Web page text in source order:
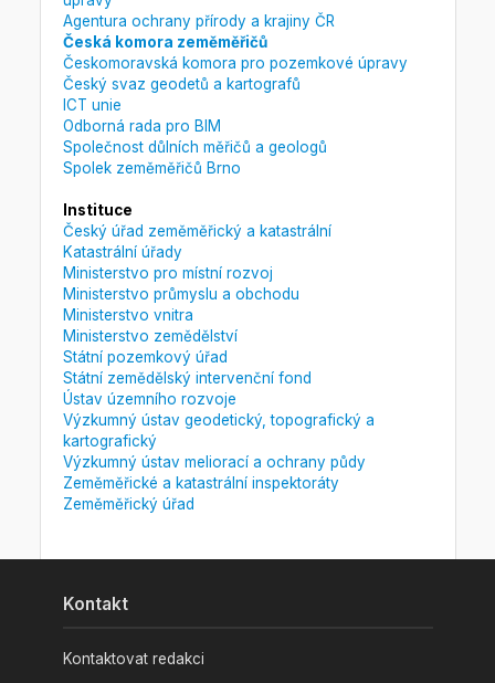
Agentura ochrany přírody a krajiny ČR
Česká komora zeměměřičů
Českomoravská komora pro pozemkové úpravy
Český svaz geodetů a kartografů
ICT unie
Odborná rada pro BIM
Společnost důlních měřičů a geologů
Spolek zeměměřičů Brno
Instituce
Český úřad zeměměřický a katastrální
Katastrální úřady
Ministerstvo pro místní rozvoj
Ministerstvo průmyslu a obchodu
Ministerstvo vnitra
Ministerstvo zemědělství
Státní pozemkový úřad
Státní zemědělský intervenční fond
Ústav územního rozvoje
Výzkumný ústav geodetický, topografický a
kartografický
Výzkumný ústav meliorací a ochrany půdy
Zeměměřické a katastrální inspektoráty
Zeměměřický úřad
Kontakt
Kontaktovat redakci